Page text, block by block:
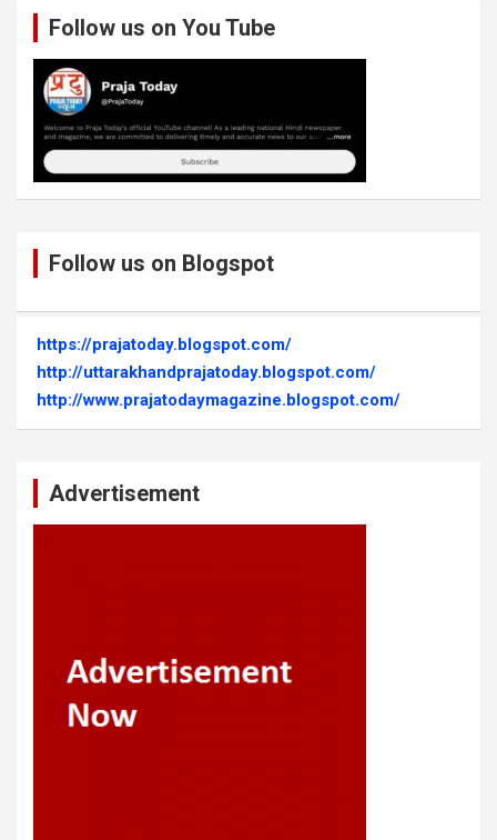
Follow us on You Tube
Follow us on Blogspot
https://prajatoday.blogspot.com/
http://uttarakhandprajatoday.blogspot.com/
http://www.prajatodaymagazine.blogspot.com/
Advertisement